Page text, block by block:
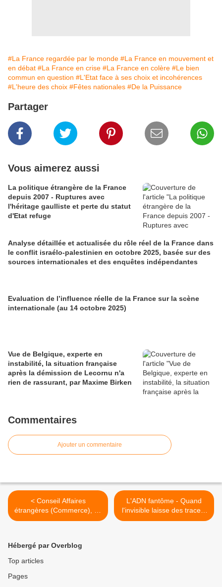
#La France regardée par le monde #La France en mouvement et
en débat #La France en crise #La France en colère #Le bien
commun en question #L'Etat face à ses choix et incohérences
#L'heure des choix #Fêtes nationales #De la Puissance
Partager
Vous aimerez aussi
La politique étrangère de la France
depuis 2007 - Ruptures avec
l'héritage gaulliste et perte du statut
d'Etat refuge
Analyse détaillée et actualisée du rôle réel de la France dans
le conflit israélo-palestinien en octobre 2025, basée sur des
sources internationales et des enquêtes indépendantes
Evaluation de l’influence réelle de la France sur la scène
internationale (au 14 octobre 2025)
Vue de Belgique, experte en
instabilité, la situation française
après la démission de Lecornu n'a
rien de rassurant, par Maxime Birken
Commentaires
Ajouter un commentaire
< Conseil Affaires
étrangères (Commerce), 14
juillet 2025
L'ADN fantôme - Quand
l'invisible laisse des traces,
de Benjamin Allegrini >
Hébergé par Overblog
Top articles
Pages